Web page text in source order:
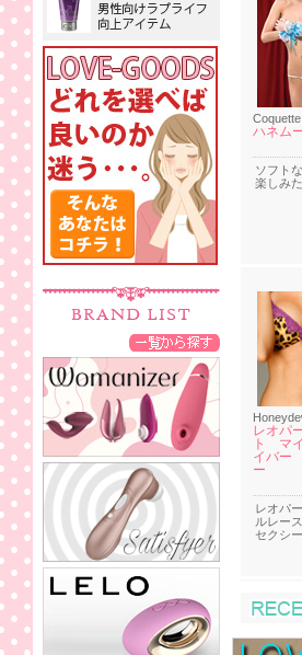
Coquette
ハネム
ソフト
楽しみ
レオパ
ト マ
イバー
ー
レオパ
ルレー
セクシ